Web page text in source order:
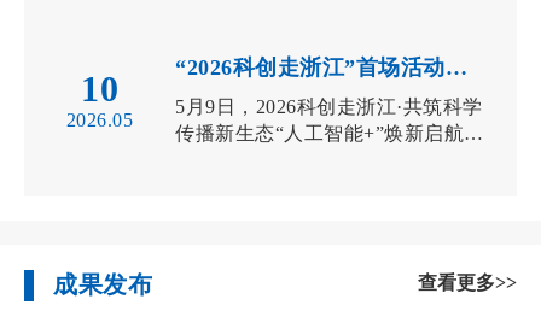
10
2026.05
“2026科创走浙江”首场活动在杭举办
5月9日，2026科创走浙江·共筑科学
传播新生态“人工智能+”焕新启航暨
成果发布 查看更多>>